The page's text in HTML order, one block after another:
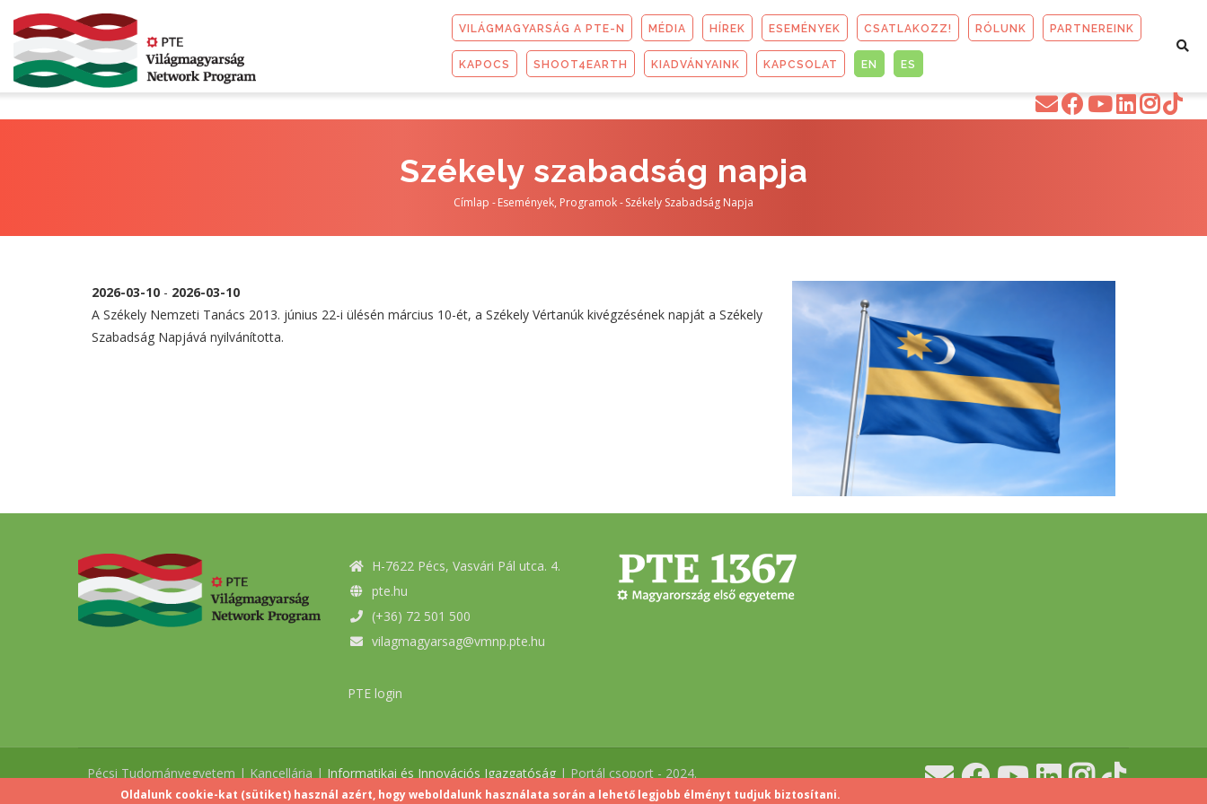
Ugrás
tartalomra
FŐMENÜ
VILÁGMAGYARSÁG A PTE-N MÉDIA HÍREK ESEMÉNYEK CSATLAKOZZ! RÓLUNK PARTNEREINK
KAPOCS SHOOT4EARTH KIADVÁNYAINK KAPCSOLAT EN ES
Székely szabadság napja
Címlap -Események, Programok-Székely Szabadság Napja
2026-03-10 - 2026-03-10
A Székely Nemzeti Tanács 2013. június 22-i ülésén március 10-ét, a Székely Vértanúk kivégzésének napját a Székely
Szabadság Napjává nyilvánította.
H-7622 Pécs, Vasvári Pál utca. 4.
pte.hu
(+36) 72 501 500
vilagmagyarsag@vmnp.pte.hu
PTE login
Pécsi Tudományegyetem | Kancellária | Informatikai és Innovációs Igazgatóság | Portál csoport - 2024.
Oldalunk cookie-kat (sütiket) használ azért, hogy weboldalunk használata során a lehető legjobb élményt tudjuk biztosítani.